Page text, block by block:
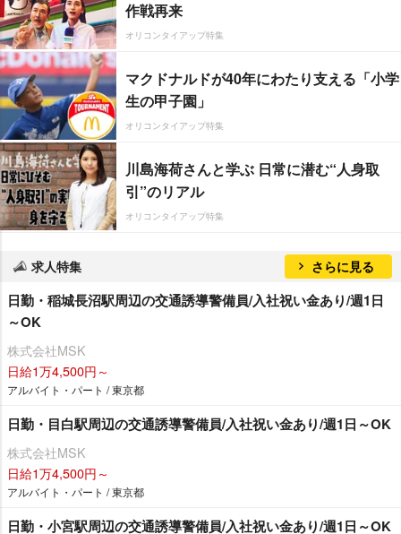
作戦再来
オリコンタイアップ特集
マクドナルドが40年にわたり支える「小学
生の甲子園」
オリコンタイアップ特集
川島海荷さんと学ぶ 日常に潜む“人身取
引”のリアル
オリコンタイアップ特集
求人特集 さらに見る
日勤・稲城長沼駅周辺の交通誘導警備員/入社祝い金あり/週1日
～OK
株式会社MSK
日給1万4,500円～
アルバイト・パート / 東京都
日勤・目白駅周辺の交通誘導警備員/入社祝い金あり/週1日～OK
株式会社MSK
日給1万4,500円～
アルバイト・パート / 東京都
日勤・小宮駅周辺の交通誘導警備員/入社祝い金あり/週1日～OK